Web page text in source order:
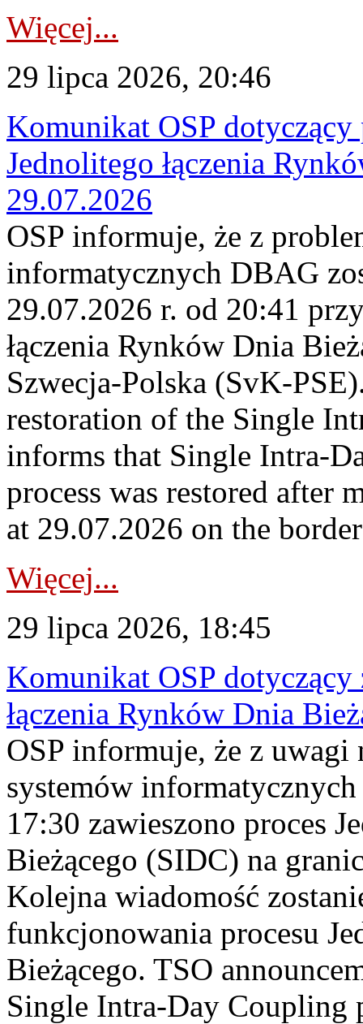
Więcej...
29 lipca 2026, 20:46
Komunikat OSP
Jednolitego łączenia
29.07.2026
OSP informuje, że z
informatycznych DBAG
29.07.2026 r. od 20:41
łączenia Rynków Dnia
Szwecja-Polska (SvK-
restoration of the Single
informs that Single Intra-
process was restored after
at 29.07.2026 on the
Więcej...
29 lipca 2026, 18:45
Komunikat OSP dotyczący
łączenia Rynków Dnia
OSP informuje, że z uwagi
systemów
17:30 zawieszono proces
Bieżącego (SIDC) na
Kolejna wiadomość
funkcjonowania procesu
Bieżącego. TSO
Single Intra-Day Coupling